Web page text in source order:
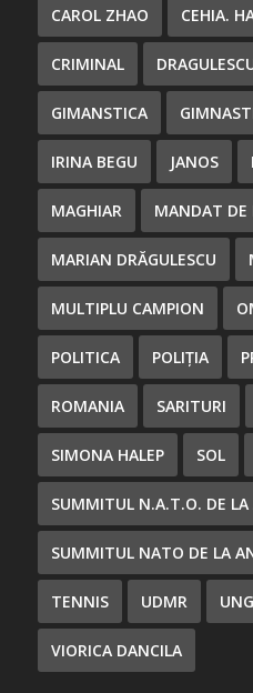
CAROL ZHAO CEHIA.
CRIMINAL
GIMANSTICA
IRINA BEGU JANOS
MAGHIAR MANDAT DE
MARIAN DRĂGULESCU
MULTIPLU CAMPION
POLITICA POLIȚIA
ROMANIA SARITURI
SIMONA HALEP SOL
SUMMITUL N.A.T.O. DE LA
SUMMITUL NATO DE LA
TENNIS UDMR
VIORICA DANCILA